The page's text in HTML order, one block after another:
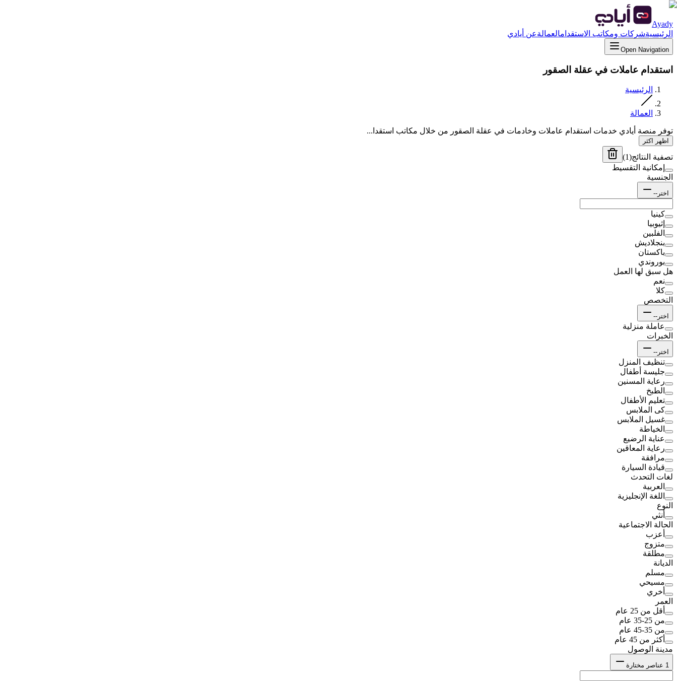
Ayady
الرئيسيةشركات ومكاتب الاستقدامالعمالةعن أيادي
Open Navigation
استقدام عاملات في عقلة الصقور
الرئيسية
العمالة
توفر منصة أيادي خدمات استقدام عاملات وخادمات في عقلة الصقور من خلال مكاتب استقدا...
اظهر اكثر
تصفية النتائج(
1
)
إمكانية التقسيط
الجنسية
اختر--
كينيا
إثيوبيا
الفلبين
بنجلاديش
باكستان
بوروندي
هل سبق لها العمل
نعم
كلا
التخصص
اختر--
عاملة منزلية
الخبرات
اختر--
تنظيف المنزل
جليسة أطفال
رعاية المسنين
الطبخ
تعليم الأطفال
كى الملابس
غسيل الملابس
الخياطة
عناية الرضيع
رعاية المعاقين
مرافقة
قيادة السيارة
لغات التحدث
العربية
اللغة الإنجليزية
النوع
أنثي
الحالة الاجتماعية
أعزب
متزوج
مطلقة
الديانة
مسلم
مسيحي
أخري
العمر
أقل من 25 عام
من 25-35 عام
من 35-45 عام
أكثر من 45 عام
مدينة الوصول
1 عناصر مختارة